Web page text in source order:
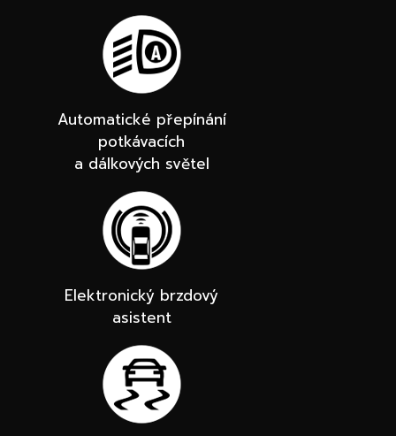
Automatické přepínání
potkávacích
a dálkových světel
Elektronický brzdový
asistent